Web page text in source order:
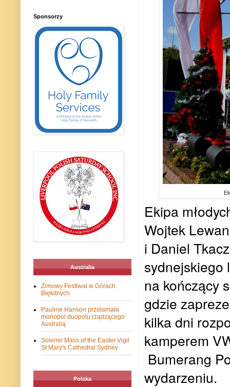
Ekipa
Wojtek
i Daniel
sydnejskiego
na kończący
gdzie
kilka dni
kamperem
Bumerang
wydarzeniu.
Sponsorzy
Australia
Zimowy Festiwal w Górach
Błękitnych
Pauline Hanson przełamała
monopol duopolu rządzącego
Australią
Solemn Mass of the Easter Vigil
St Mary's Cathedral Sydney
Polska